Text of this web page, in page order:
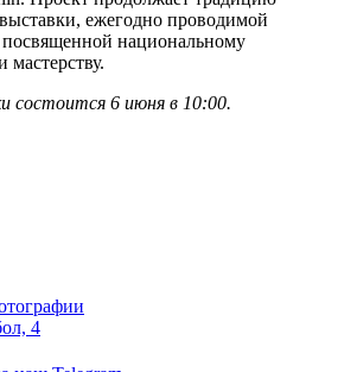
ежегодно проводимой
национальному
мастерству.
состоится 6 июня в 10:00.
4